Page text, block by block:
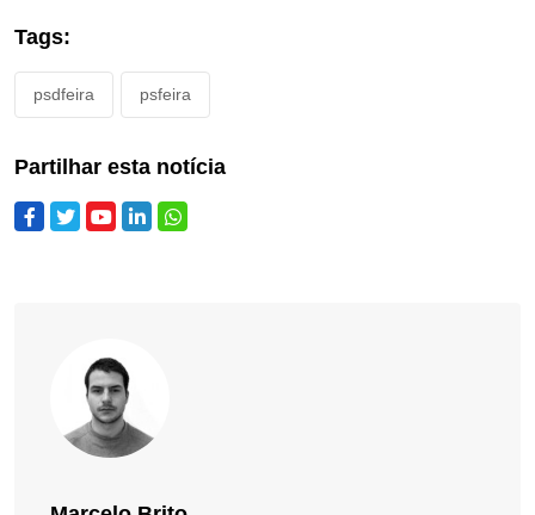
Tags:
psdfeira psfeira
Partilhar esta notícia